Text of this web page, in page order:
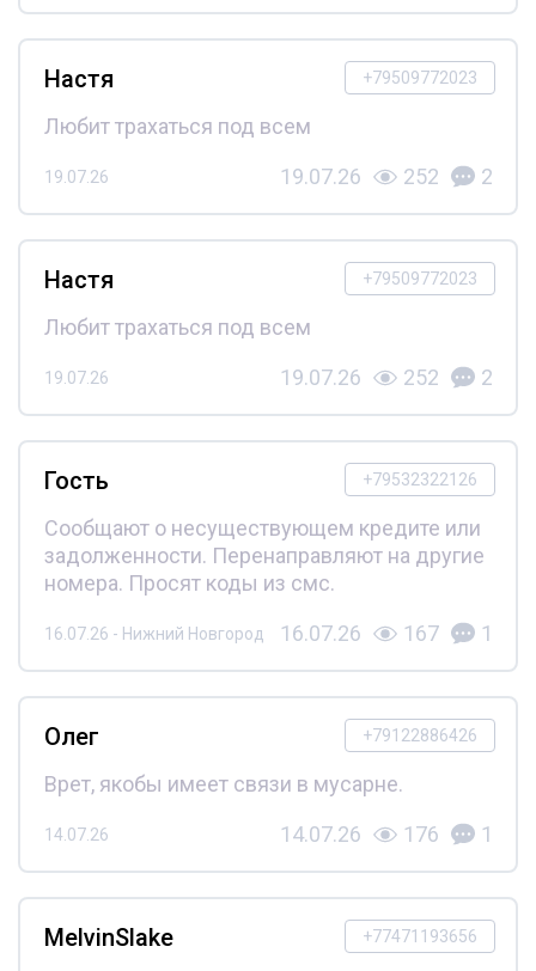
+79509772023
Настя
Любит трахаться под всем
19.07.26 19.07.26 252 2
+79509772023
Настя
Любит трахаться под всем
19.07.26 19.07.26 252 2
+79532322126
Гость
Сообщают о несуществующем кредите или
задолженности. Перенаправляют на другие
номера. Просят коды из смс.
16.07.26 - Нижний Новгород 16.07.26 167 1
+79122886426
Олег
Врет, якобы имеет связи в мусарне.
14.07.26 14.07.26 176 1
+77471193656
MelvinSlake